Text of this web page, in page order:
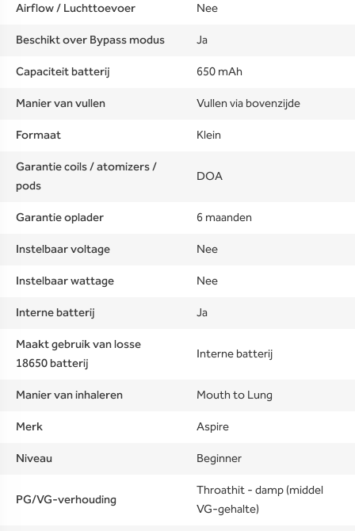
Airflow / Luchttoevoer
Nee
Beschikt over Bypass modus
Ja
Capaciteit batterij
650 mAh
Manier van vullen
Vullen via bovenzijde
Formaat
Klein
Garantie coils / atomizers /
pods
DOA
Garantie oplader
6 maanden
Instelbaar voltage
Nee
Instelbaar wattage
Nee
Interne batterij
Ja
Maakt gebruik van losse
18650 batterij
Interne batterij
Manier van inhaleren
Mouth to Lung
Merk
Aspire
Niveau
Beginner
PG/VG-verhouding
Throathit - damp (middel
VG-gehalte)